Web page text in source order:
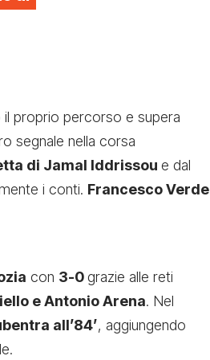
il proprio percorso e supera
segnale nella corsa
di Jamal Iddrissou e dal
i conti. Francesco Verde
con 3-0grazie alle reti
e Antonio Arena. Nel
all’84’, aggiungendo